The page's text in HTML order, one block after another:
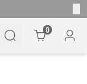
Cart0